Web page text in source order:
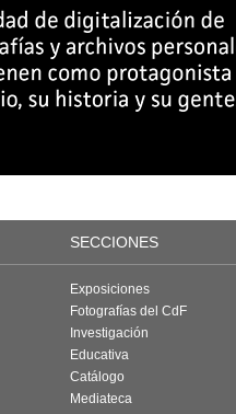
SECCIONES
Exposiciones
Fotografías del CdF
Investigación
Educativa
Catálogo
Mediateca